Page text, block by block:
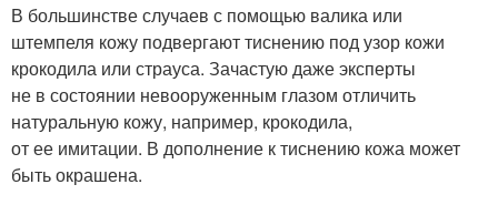
В большинстве случаев с помощью валика или
штемпеля кожу подвергают тиснению под узор кожи
крокодила или страуса. Зачастую даже эксперты
не в состоянии невооруженным глазом отличить
натуральную кожу, например, крокодила,
от ее имитации. В дополнение к тиснению кожа может
быть окрашена.